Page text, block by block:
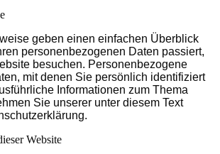
geben einen einfachen Überblick
personenbezogenen Daten passiert,
besuchen. Personenbezogene
mit denen Sie persönlich identifiziert
Informationen zum Thema
Sie unserer unter diesem Text
Website